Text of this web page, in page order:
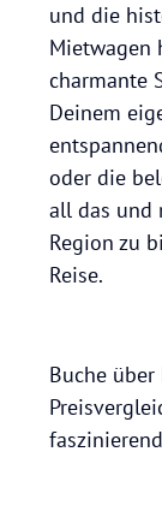
und die
Mietwagen
charmante
Deinem
oder die
all das und
Region zu
Reise.
Buche